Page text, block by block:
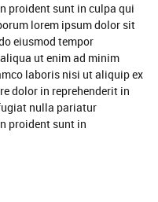
proident sunt in culpa qui
lorem ipsum dolor sit
eiusmod tempor
ut enim ad minim
laboris nisi ut aliquip ex
dolor in reprehenderit in
nulla pariatur
proident sunt in